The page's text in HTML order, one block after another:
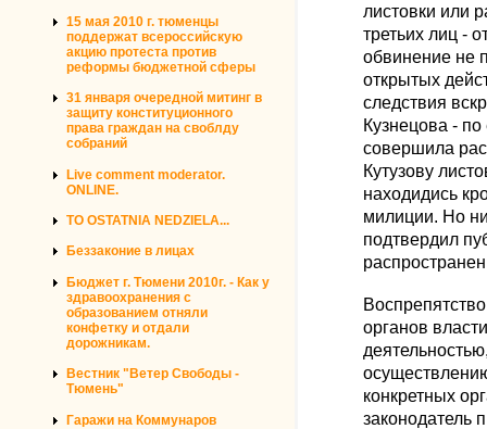
15 мая 2010 г. тюменцы
поддержат всероссийскую
акцию протеста против
реформы бюджетной сферы
31 января очередной митинг в
защиту конституционного
права граждан на своблду
собраний
Live comment moderator.
ONLINE.
TO OSTATNIA NEDZIELA...
Беззаконие в лицах
Бюджет г. Тюмени 2010г. - Как у
здравоохранения с
образованием отняли
конфетку и отдали
дорожникам.
Вестник "Ветер Свободы -
Тюмень"
Гаражи на Коммунаров
листовки или
третьих лиц -
обвинение не
открытых
следствия
Кузнецова -
совершила
Кутузову
находидись
милиции. Но
подтвердил
органов
конкретных
законодатель